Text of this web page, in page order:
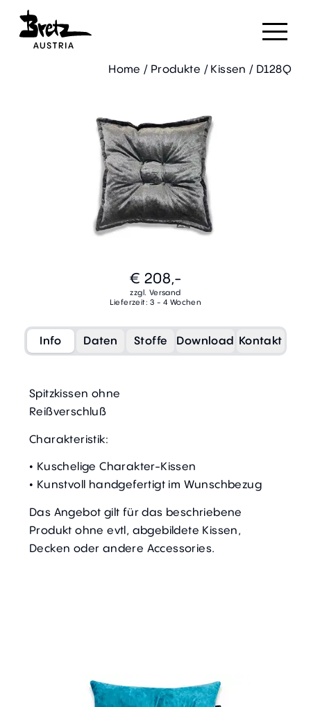
Home / Produkte / Kissen / D128Q
€ 208,-
zzgl. Versand
Lieferzeit: 3 - 4 Wochen
Info Daten Stoffe Download Kontakt
Spitzkissen ohne
Reißverschluß
Charakteristik:
• Kuschelige Charakter-Kissen
• Kunstvoll handgefertigt im Wunschbezug
Das Angebot gilt für das beschriebene
Produkt ohne evtl, abgebildete Kissen,
Decken oder andere Accessories.